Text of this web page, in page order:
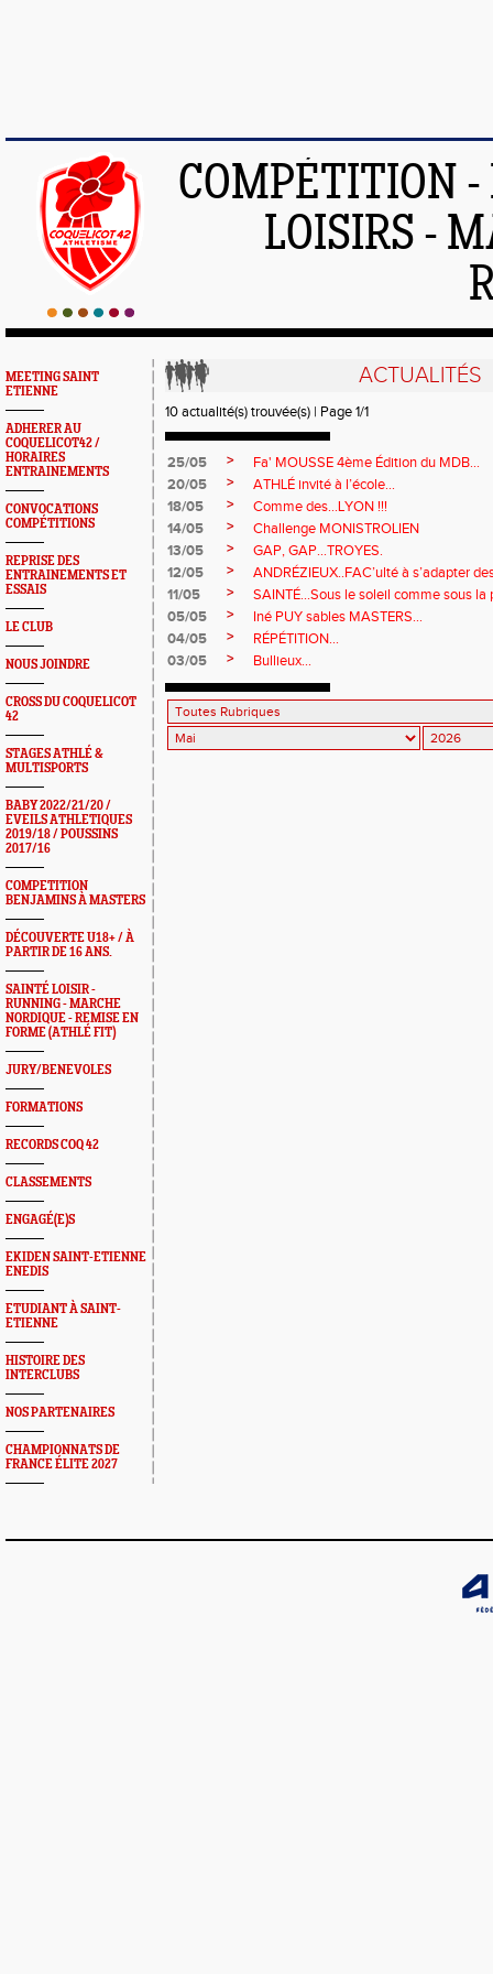
COMPÉTITION -
LOISIRS -
MEETING SAINT
ETIENNE
ADHERER AU
COQUELICOT42 /
HORAIRES
ENTRAINEMENTS
CONVOCATIONS
COMPÉTITIONS
REPRISE DES
ENTRAINEMENTS ET
ESSAIS
LE CLUB
NOUS JOINDRE
CROSS DU COQUELICOT
42
STAGES ATHLÉ &
MULTISPORTS
BABY 2022/21/20 /
EVEILS ATHLETIQUES
2019/18 / POUSSINS
2017/16
COMPETITION
BENJAMINS À MASTERS
DÉCOUVERTE U18+ / À
PARTIR DE 16 ANS.
SAINTÉ LOISIR -
RUNNING - MARCHE
NORDIQUE - REMISE EN
FORME (ATHLÉ FIT)
JURY/BENEVOLES
FORMATIONS
RECORDS COQ 42
CLASSEMENTS
ENGAGÉ(E)S
EKIDEN SAINT-ETIENNE
ENEDIS
ETUDIANT À SAINT-
ETIENNE
HISTOIRE DES
INTERCLUBS
NOS PARTENAIRES
CHAMPIONNATS DE
FRANCE ÉLITE 2027
ACTUALITÉS
10 actualité(s) trouvée(s) | Page 1/1
25/05 >
Fa' MOUSSE 4ème Édition du MDB...
20/05
>
ATHLÉ invité à l’école…
18/05
>
Comme des...LYON !!!
14/05
>
Challenge MONISTROLIEN
13/05
>
GAP, GAP...TROYES.
12/05
>
ANDRÉZIEUX..FAC’ulté à s’adapter
11/05
>
SAINTÉ...Sous le soleil comme sous la
05/05
>
Iné PUY sables MASTERS…
04/05
>
RÉPÉTITION...
03/05
> Bullieux...